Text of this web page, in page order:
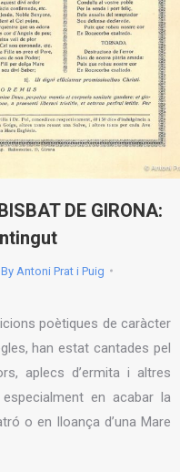
DE GIRONA:
By Antoni Prat i Puig
poètiques de caràcter
han estat cantades pel
aplecs d’ermita i altres
en acabar la
o en lloança d’una Mare